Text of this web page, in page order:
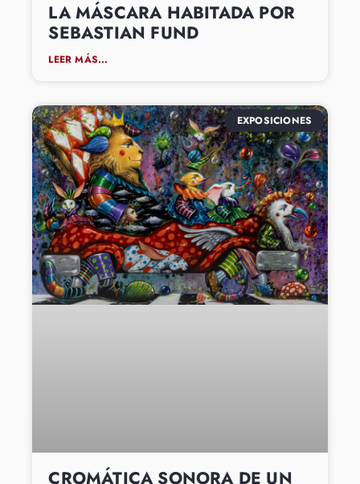
LA MÁSCARA HABITADA POR
SEBASTIAN FUND
LEER MÁS...
EXPOSICIONES
CROMÁTICA SONORA DE UN